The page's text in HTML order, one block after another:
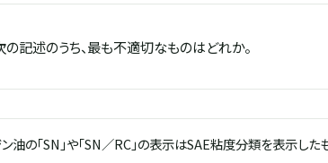
記述のうち、最も不適切なものはどれか。
油の「SN」や「SN／RC」の表示はSAE粘度分類を表示した